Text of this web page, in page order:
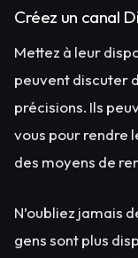
Créez un canal
Mettez à leur
peuvent discuter
précisions. Ils
vous pour rendre
des moyens de
N’oubliez jamais
gens sont plus